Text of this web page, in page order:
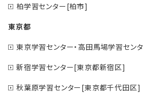
柏学習センター[柏市]
東京都
東京学習センター・高田馬場学習セン
新宿学習センター[東京都新宿区]
秋葉原学習センター[東京都千代田区]